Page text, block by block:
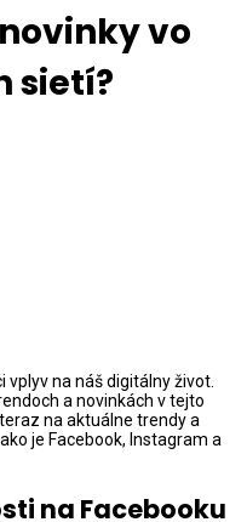
vo
sietí?
na náš digitálny život.
a novinkách v tejto
na aktuálne trendy a
je Facebook, Instagram a
na Facebooku